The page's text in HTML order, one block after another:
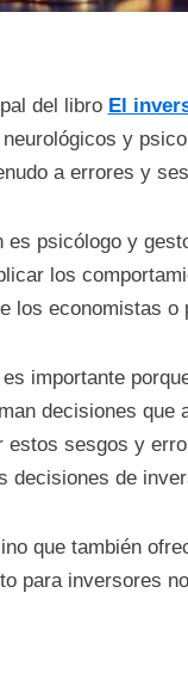
del libro El
y
a errores y
es psicólogo y
los
los economistas
importante
decisiones que
estos sesgos y
decisiones de
que también
para inversores